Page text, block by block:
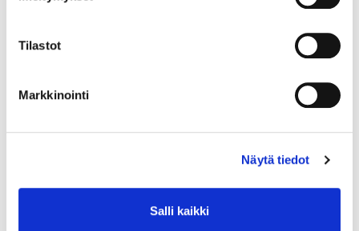
Tilastot
Markkinointi
Näytä tiedot
Salli kaikki
Timanttisormus 2xn.0.40ct 1xn.0.80ct, koko 20¼, leveys 6-